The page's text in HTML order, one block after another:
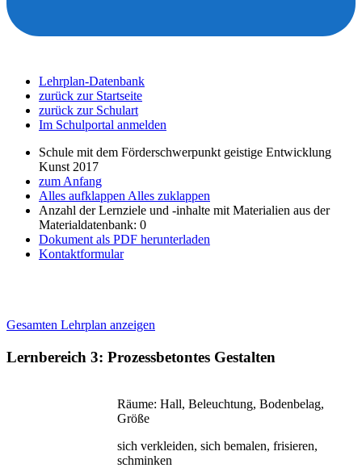
Lehrplan-Datenbank
zurück zur Startseite
zurück zur Schulart
Im Schulportal anmelden
Schule mit dem Förderschwerpunkt geistige Entwicklung
Kunst 2017
zum Anfang
Alles aufklappen Alles zuklappen
Anzahl der Lernziele und -inhalte mit Materialien aus der
Materialdatenbank: 0
Dokument als PDF herunterladen
Kontaktformular
Gesamten Lehrplan anzeigen
Lernbereich 3: Prozessbetontes Gestalten
Räume: Hall, Beleuchtung, Bodenbelag,
Größe
sich verkleiden, sich bemalen, frisieren,
schminken